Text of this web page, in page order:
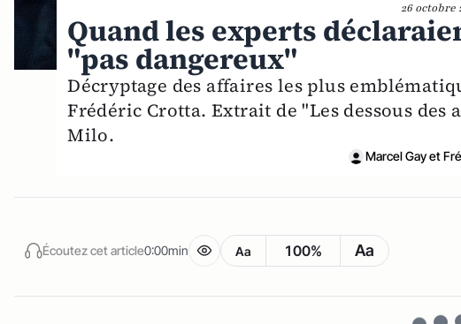
26 octobre
Quand les experts
"pas dangereux"
Décryptage des affaires les plus
Frédéric Crotta. Extrait de "Les dessous
Milo.
Marcel Gay et
Écoutez cet article0:00min Aa 100% Aa